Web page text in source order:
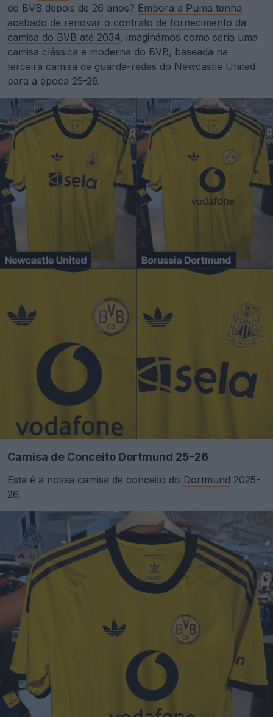
do BVB depois de 26 anos? Embora a Puma tenha
acabado de renovar o contrato de fornecimento da
camisa do BVB até 2034, imaginámos como seria uma
camisa clássica e moderna do BVB, baseada na
terceira camisa de guarda-redes do Newcastle United
para a época 25-26.
Camisa de Conceito Dortmund 25-26
Esta é a nossa camisa de conceito do Dortmund 2025-
26.